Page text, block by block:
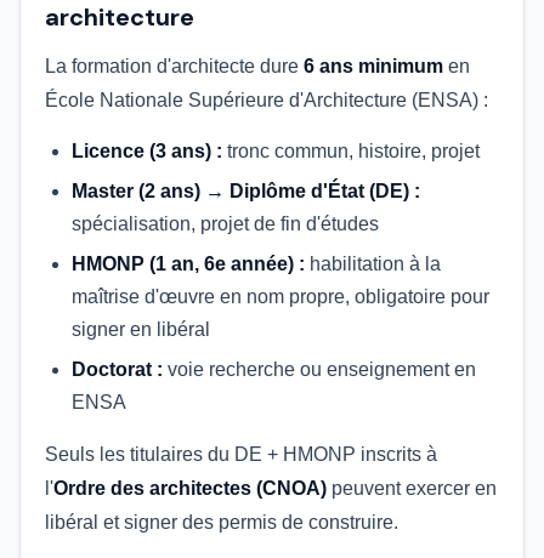
architecture
La formation d'architecte dure 6 ans minimum en
École Nationale Supérieure d'Architecture (ENSA) :
Licence (3 ans) : tronc commun, histoire, projet
Master (2 ans) → Diplôme d'État (DE) :
spécialisation, projet de fin d'études
HMONP (1 an, 6e année) : habilitation à la
maîtrise d'œuvre en nom propre, obligatoire pour
signer en libéral
Doctorat : voie recherche ou enseignement en
ENSA
Seuls les titulaires du DE + HMONP inscrits à
l'Ordre des architectes (CNOA) peuvent exercer en
libéral et signer des permis de construire.